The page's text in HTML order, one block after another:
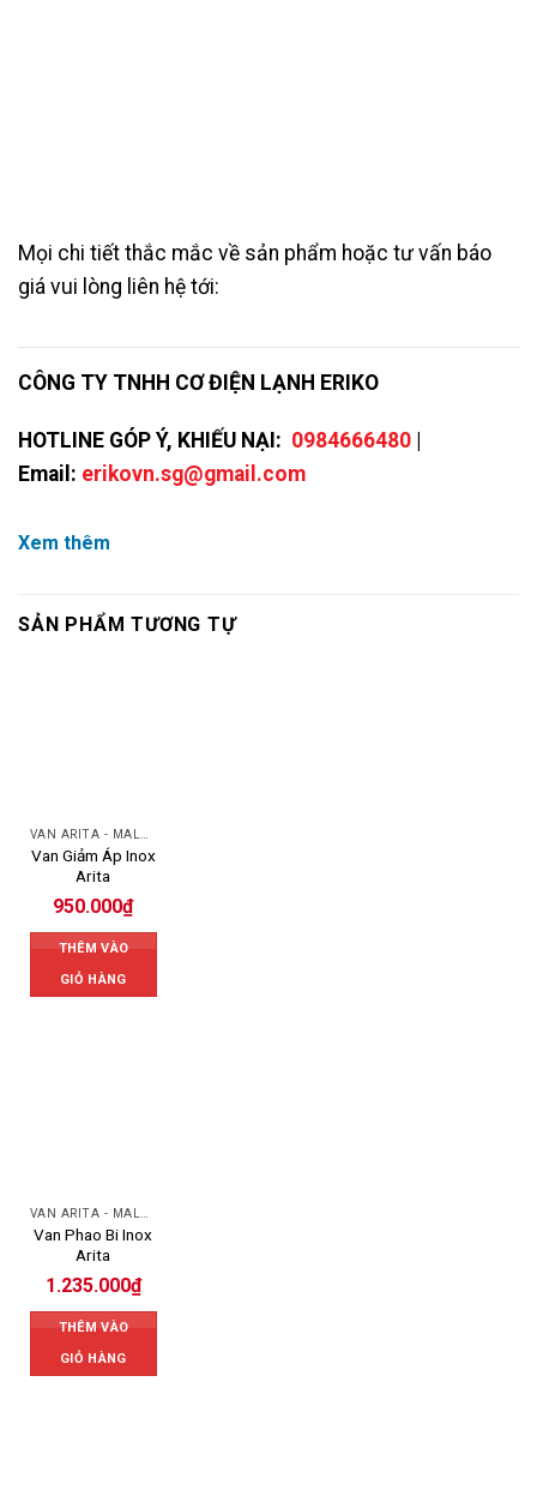
Mọi chi tiết thắc mắc về sản phẩm hoặc tư vấn báo
giá vui lòng liên hệ tới:
CÔNG TY TNHH CƠ ĐIỆN LẠNH ERIKO
HOTLINE GÓP Ý, KHIẾU NẠI: 0984666480
Email: erikovn.sg@gmail.com
Xem thêm
SẢN PHẨM TƯƠNG TỰ
Van Giảm Áp Inox
Arita
950.000₫
THÊM VÀO
GIỎ HÀNG
VAN ARITA - MALAYSIA
Van Phao Bi Inox
Arita
1.235.000₫
THÊM VÀO
GIỎ HÀNG